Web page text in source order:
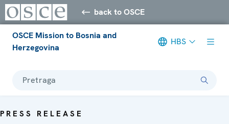
back to OSCE
OSCE Mission to Bosnia and
Herzegovina
HBS
Pretraga
PRESS RELEASE